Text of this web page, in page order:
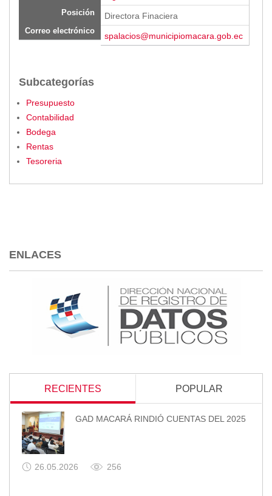
Posición
Correo electrónico
Directora Finaciera
spalacios@municipiomacara.gob.ec
Subcategorías
Presupuesto
Contabilidad
Bodega
Rentas
Tesoreria
ENLACES
RECIENTES POPULAR
GAD MACARÁ RINDIÓ CUENTAS DEL 2025
26.05.2026 256